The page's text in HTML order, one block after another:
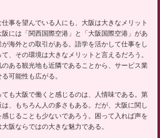
事を望んでいる人にも、大阪は大きなメリット
には「関西国際空港」と「大阪国際空港」があ
海外との取引がある。語学を活かして仕事をし
、その環境は大きなメリットと言えるだろう。
のある観光地も近隣であることから、サービス業
可能性も広がる。
も大阪で働くと感じるのは、人情味である。第
、もちろん人の多さもある。だが、大阪に関し
じることも少ないであろう。困って入れば声を
阪ならではの大きな魅力である。